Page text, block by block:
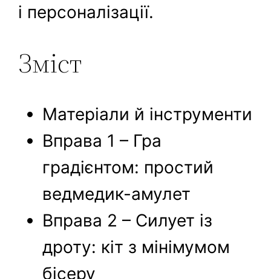
і персоналізації.
Зміст
Матеріали й інструменти
Вправа 1 – Гра
градієнтом: простий
ведмедик-амулет
Вправа 2 – Силует із
дроту: кіт з мінімумом
бісеру